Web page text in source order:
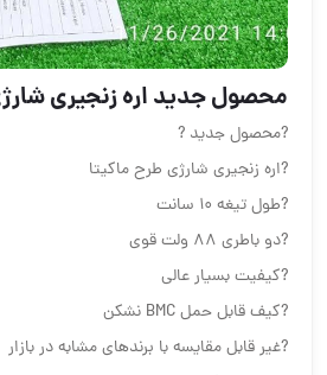
محصول جدید اره زنجیری
?محصول جدید ?
?اره زنجیری شارژی طرح ماکیتا
?طول تیغه 10 سانت
?دو باطری ٨٨ ولت قوی
?کیفیت بسیار عالی
?کیف قابل حمل BMC نشکن
?غیر قابل مقایسه با برندهای مشابه در بازار